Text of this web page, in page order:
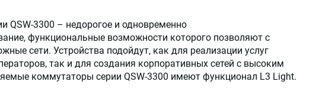
QSW-3300 – недорогое и одновременно
функциональные возможности которого позволяют с
сети. Устройства подойдут, как для реализации услуг
так и для создания корпоративных сетей с высоким
коммутаторы серии QSW-3300 имеют функционал L3 Light.